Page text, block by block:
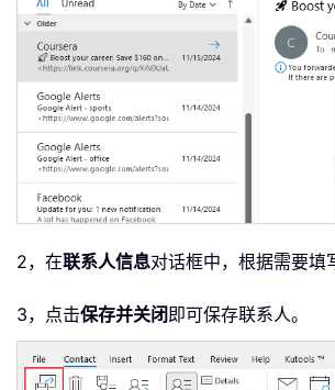
2，在联系人信息对话框中，根据需要填
3，点击保存并关闭即可保存联系人。